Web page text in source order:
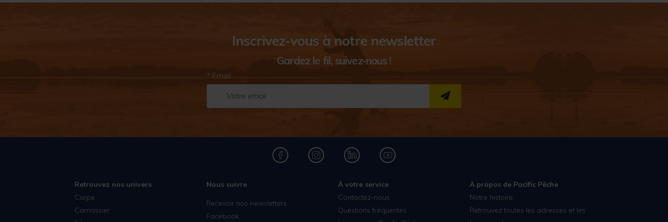
Inscrivez-vous à notre newsletter
Gardez le fil, suivez-nous !
* Email
S''INSCRIRE
Retrouvez nos univers
Carpe
Carnassier
Nous suivre
Recevoir nos newsletters
Facebook
À votre service
Contactez-nous
Questions fréquentes
À propos de Pacific Pêche
Notre histoire
Retrouvez toutes les adresses et les